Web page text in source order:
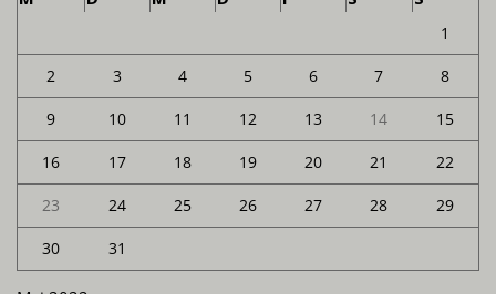
1
2 3 4 5 6 7 8
9 10 11 12 13 14 15
16 17 18 19 20 21 22
23 24 25 26 27 28 29
30 31